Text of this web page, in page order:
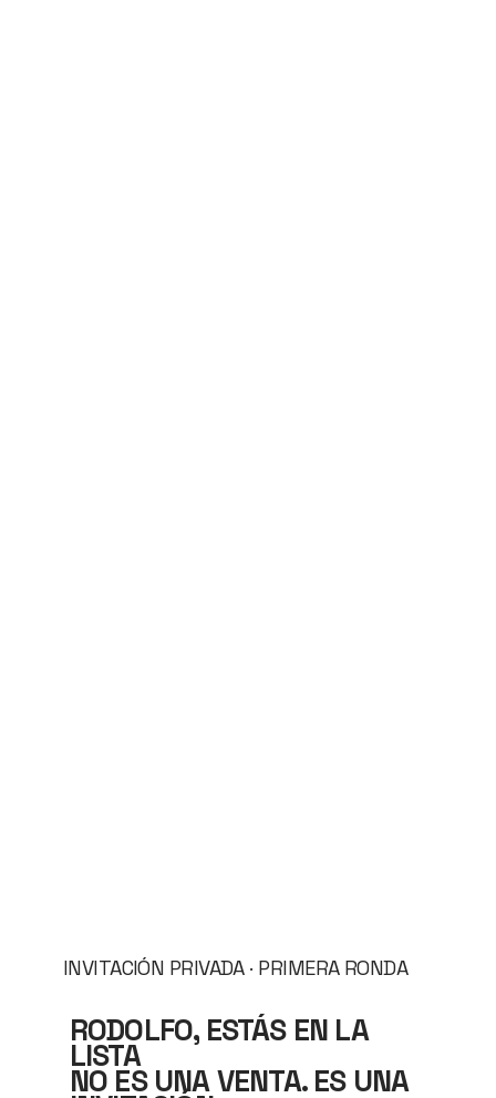
INVITACIÓN PRIVADA · PRIMERA RONDA
RODOLFO, ESTÁS EN LA
LISTA
NO ES UNA VENTA. ES UNA